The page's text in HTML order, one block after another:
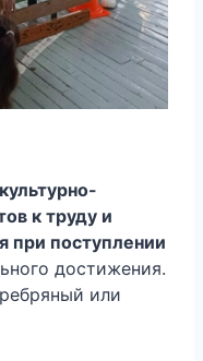
к труду и
при поступлении
достижения.
или